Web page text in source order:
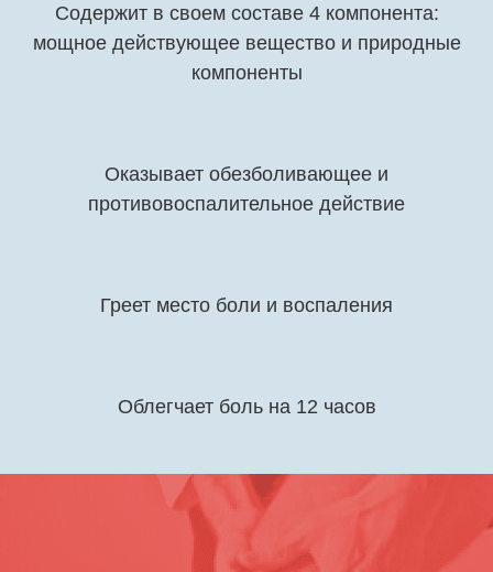
Содержит в своем составе 4 компонента:
мощное действующее вещество и природные
компоненты
Оказывает обезболивающее и
противовоспалительное действие
Греет место боли и воспаления
Облегчает боль на 12 часов